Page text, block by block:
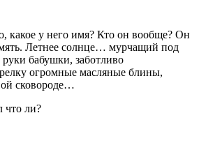
какое у него имя? Кто он вообще? Он
Летнее солнце… мурчащий под
бабушки, заботливо
огромные масляные блины,
сковороде…
что ли?